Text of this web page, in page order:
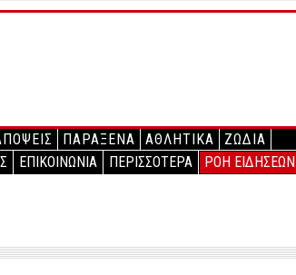
ΠΑΡΑΞΕΝΑ ΑΘΛΗΤΙΚΑ
ΖΩΔΙΑ
ΕΠΙΚΟΙΝΩΝΙΑ ΠΕΡΙΣΣΟΤΕΡΑ ΡΟΗ ΕΙΔΗΣΕΩΝ